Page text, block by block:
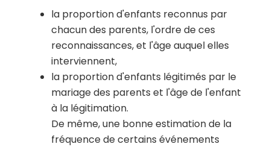
la proportion d'enfants reconnus par
chacun des parents, l'ordre de ces
reconnaissances, et l'âge auquel elles
interviennent,
la proportion d'enfants légitimés par le
mariage des parents et l'âge de l'enfant
à la légitimation.
De même, une bonne estimation de la
fréquence de certains événements